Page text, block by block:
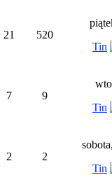
21 520
Tin
7 9
Tin
2 2
Tin